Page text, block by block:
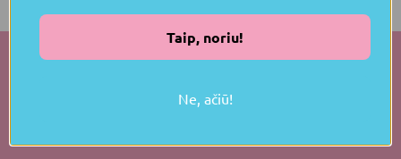
Taip, noriu!
Ne, ačiū!